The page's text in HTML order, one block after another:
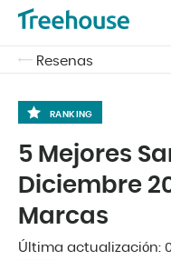
Resenas
RANKING
Última actualización:
5 Mejores
Diciembre
Marcas